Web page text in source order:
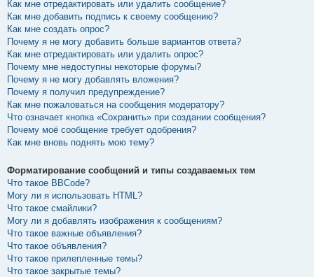
Как мне отредактировать или удалить сообщение?
Как мне добавить подпись к своему сообщению?
Как мне создать опрос?
Почему я не могу добавить больше вариантов ответа?
Как мне отредактировать или удалить опрос?
Почему мне недоступны некоторые форумы?
Почему я не могу добавлять вложения?
Почему я получил предупреждение?
Как мне пожаловаться на сообщения модератору?
Что означает кнопка «Сохранить» при создании сообщения?
Почему моё сообщение требует одобрения?
Как мне вновь поднять мою тему?
Форматирование сообщений и типы создаваемых тем
Что такое BBCode?
Могу ли я использовать HTML?
Что такое смайлики?
Могу ли я добавлять изображения к сообщениям?
Что такое важные объявления?
Что такое объявления?
Что такое прилепленные темы?
Что такое закрытые темы?